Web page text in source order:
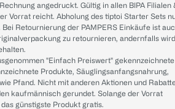
angedruckt. Gültig in allen BIPA Filialen
Vorrat reicht. Abholung des tiptoi Starter Sets
Bei Retournierung der PAMPERS Einkäufe ist
zu retournieren, andernfalls wird
"Einfach Preiswert" gekennzeichnete
Produkte, Säuglingsanfangsnahrung,
Pfand. Nicht mit anderen Aktionen und
kaufmännisch gerundet. Solange der Vorrat
günstigste Produkt gratis.